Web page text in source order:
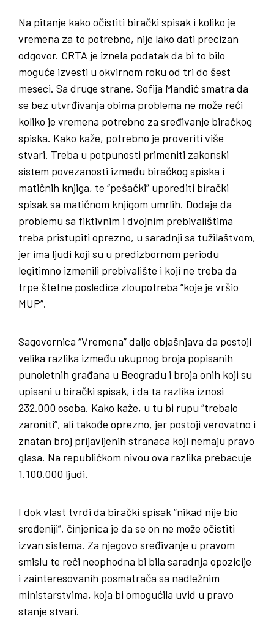
Na pitanje kako očistiti birački spisak i koliko je
vremena za to potrebno, nije lako dati precizan
odgovor. CRTA je iznela podatak da bi to bilo
moguće izvesti u okvirnom roku od tri do šest
meseci. Sa druge strane, Sofija Mandić smatra da
se bez utvrđivanja obima problema ne može reći
koliko je vremena potrebno za sređivanje biračkog
spiska. Kako kaže, potrebno je proveriti više
stvari. Treba u potpunosti primeniti zakonski
sistem povezanosti između biračkog spiska i
matičnih knjiga, te “pešački” uporediti birački
spisak sa matičnom knjigom umrlih. Dodaje da
problemu sa fiktivnim i dvojnim prebivalištima
treba pristupiti oprezno, u saradnji sa tužilaštvom,
jer ima ljudi koji su u predizbornom periodu
legitimno izmenili prebivalište i koji ne treba da
trpe štetne posledice zloupotreba “koje je vršio
MUP”.
Sagovornica “Vremena” dalje objašnjava da postoji
velika razlika između ukupnog broja popisanih
punoletnih građana u Beogradu i broja onih koji su
upisani u birački spisak, i da ta razlika iznosi
232.000 osoba. Kako kaže, u tu bi rupu “trebalo
zaroniti”, ali takođe oprezno, jer postoji verovatno i
znatan broj prijavljenih stranaca koji nemaju pravo
glasa. Na republičkom nivou ova razlika prebacuje
1.100.000 ljudi.
I dok vlast tvrdi da birački spisak “nikad nije bio
sređeniji”, činjenica je da se on ne može očistiti
izvan sistema. Za njegovo sređivanje u pravom
smislu te reči neophodna bi bila saradnja opozicije
i zainteresovanih posmatrača sa nadležnim
ministarstvima, koja bi omogućila uvid u pravo
stanje stvari.